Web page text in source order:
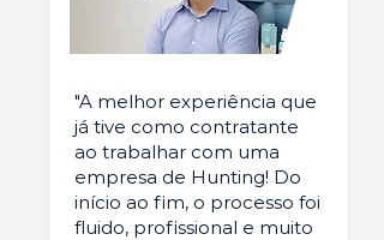
"A melhor experiência que
já tive como contratante
ao trabalhar com uma
empresa de Hunting! Do
início ao fim, o processo foi
fluido, profissional e muito